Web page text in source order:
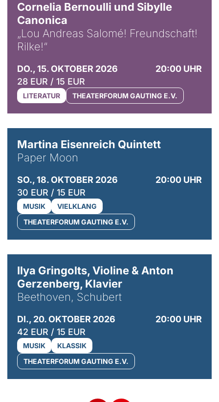
Cornelia Bernoulli und Sibylle
Canonica
„Lou Andreas Salomé! Freundschaft!
Rilke!“
DO., 15. OKTOBER 2026
20:00 UHR
28 EUR / 15 EUR
LITERATUR THEATERFORUM GAUTING E.V.
Martina Eisenreich Quintett
Paper Moon
SO., 18. OKTOBER 2026
20:00 UHR
30 EUR / 15 EUR
MUSIK
VIELKLANG
THEATERFORUM GAUTING E.V.
Ilya Gringolts, Violine & Anton
Gerzenberg, Klavier
Beethoven, Schubert
DI., 20. OKTOBER 2026
20:00 UHR
42 EUR / 15 EUR
MUSIK
KLASSIK
THEATERFORUM GAUTING E.V.